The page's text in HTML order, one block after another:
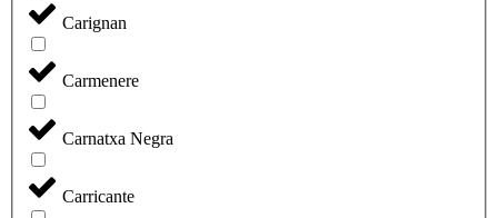
Carignan
Carmenere
Carnatxa Negra
Carricante